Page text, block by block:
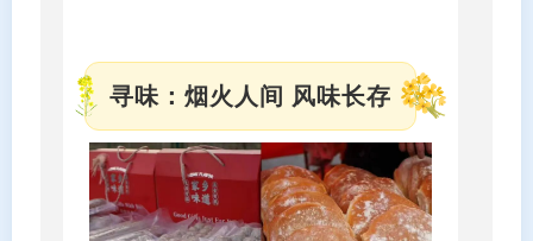
寻味：烟火人间 风味长存